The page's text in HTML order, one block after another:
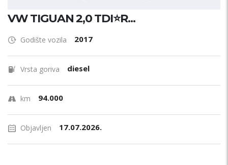
VW TIGUAN 2,0 TDI⭐R...
Godište vozila 2017
Vrsta goriva diesel
km 94.000
Objavljen 17.07.2026.